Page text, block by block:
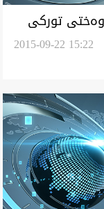
توركى
2015-09-22 15:22